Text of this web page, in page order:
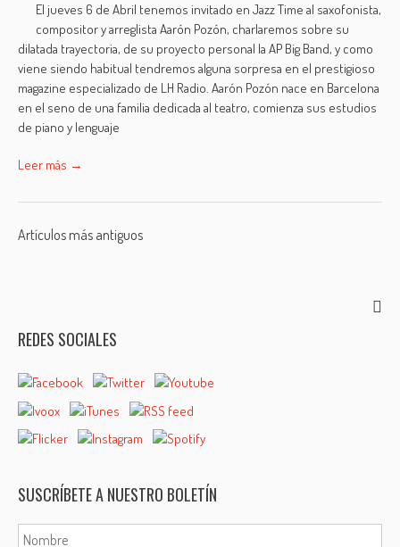
El jueves 6 de Abril tenemos invitado en Jazz Time al saxofonista,
compositor y arreglista Aarón Pozón, charlaremos sobre su
dilatada trayectoria, de su proyecto personal la AP Big Band, y como
viene siendo habitual tendremos alguna sorpresa en el prestigioso
magazine especializado de LH Radio. Aarón Pozón nace en Barcelona
en el seno de una familia dedicada al teatro, comienza sus estudios
de piano y lenguaje
Leer más →
Posts
Artículos más antiguos
REDES SOCIALES
SUSCRÍBETE A NUESTRO BOLETÍN